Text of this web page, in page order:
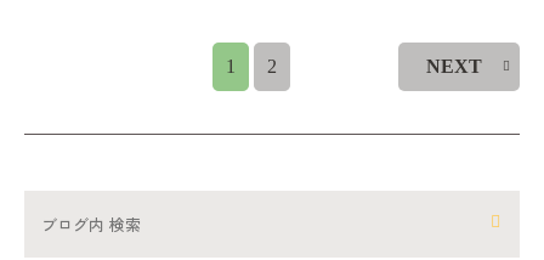
1 2 NEXT